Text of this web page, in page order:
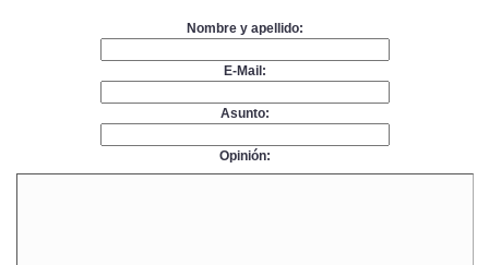
Nombre y apellido:
E-Mail:
Asunto:
Opinión: